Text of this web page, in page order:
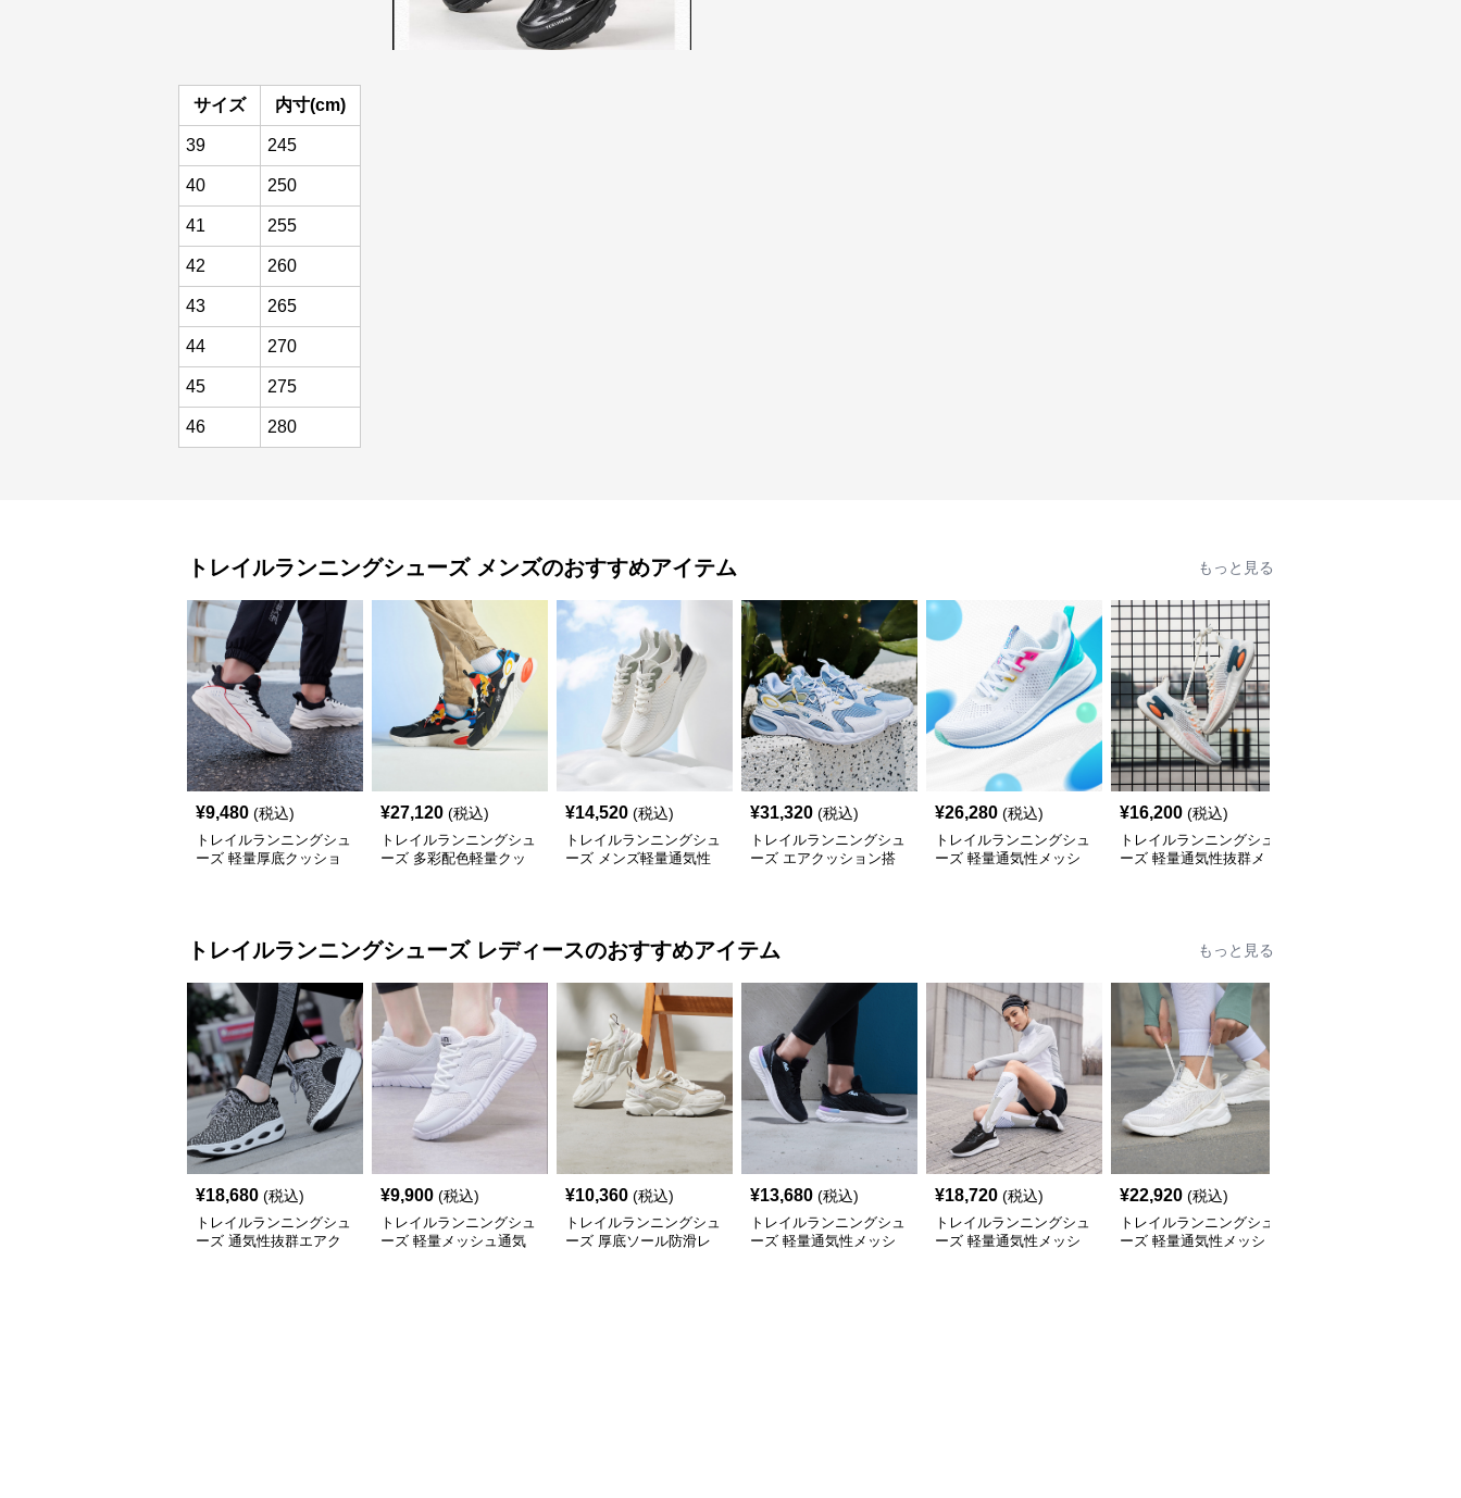
サイズ 内寸(cm)
39 245
40 250
41 255
42 260
43 265
44 270
45 275
46 280
トレイルランニングシューズ メンズのおすすめアイテム もっと見る
¥9,480 (税込)
トレイルランニングシュ
ーズ 軽量厚底クッショ
¥27,120 (税込)
トレイルランニングシュ
ーズ 多彩配色軽量クッ
¥14,520 (税込)
トレイルランニングシュ
ーズ メンズ軽量通気性
¥31,320 (税込)
トレイルランニングシュ
ーズ エアクッション搭
¥26,280 (税込)
トレイルランニングシュ
ーズ 軽量通気性メッシ
¥16,200 (税込)
トレイルランニングシュ
ーズ 軽量通気性抜群メ
トレイルランニングシューズ レディースのおすすめアイテム もっと見る
¥18,680 (税込)
トレイルランニングシュ
ーズ 通気性抜群エアク
¥9,900 (税込)
トレイルランニングシュ
ーズ 軽量メッシュ通気
¥10,360 (税込)
トレイルランニングシュ
ーズ 厚底ソール防滑レ
¥13,680 (税込)
トレイルランニングシュ
ーズ 軽量通気性メッシ
¥18,720 (税込)
トレイルランニングシュ
ーズ 軽量通気性メッシ
¥22,920 (税込)
トレイルランニングシュ
ーズ 軽量通気性メッシ